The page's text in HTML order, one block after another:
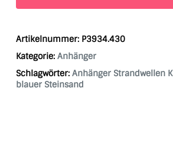
Artikelnummer: P3934.430
Kategorie: Anhänger
Schlagwörter: Anhänger Strandwellen
blauer Steinsand